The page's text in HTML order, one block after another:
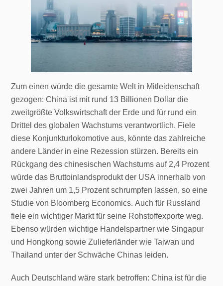
Zum einen würde die gesamte Welt in Mitleidenschaft
gezogen: China ist mit rund 13 Billionen Dollar die
zweitgrößte Volkswirtschaft der Erde und für rund ein
Drittel des globalen Wachstums verantwortlich. Fiele
diese Konjunkturlokomotive aus, könnte das zahlreiche
andere Länder in eine Rezession stürzen. Bereits ein
Rückgang des chinesischen Wachstums auf 2,4 Prozent
würde das Bruttoinlandsprodukt der USA innerhalb von
zwei Jahren um 1,5 Prozent schrumpfen lassen, so eine
Studie von Bloomberg Economics. Auch für Russland
fiele ein wichtiger Markt für seine Rohstoffexporte weg.
Ebenso würden wichtige Handelspartner wie Singapur
und Hongkong sowie Zulieferländer wie Taiwan und
Thailand unter der Schwäche Chinas leiden.
Auch Deutschland wäre stark betroffen: China ist für die